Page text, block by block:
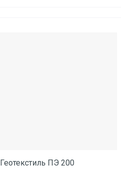
Геотекстиль ПЭ 200